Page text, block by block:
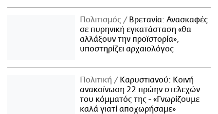
Πολιτισμός
Βρετανία: Ανασκαφές
σε πυρηνική εγκατάσταση «θα
αλλάξουν την προϊστορία»,
υποστηρίζει αρχαιολόγος
Πολιτική
Καρυστιανού: Κοινή
ανακοίνωση 22 πρώην στελεχών
του κόμματός της - «Γνωρίζουμε
καλά γιατί αποχωρήσαμε»